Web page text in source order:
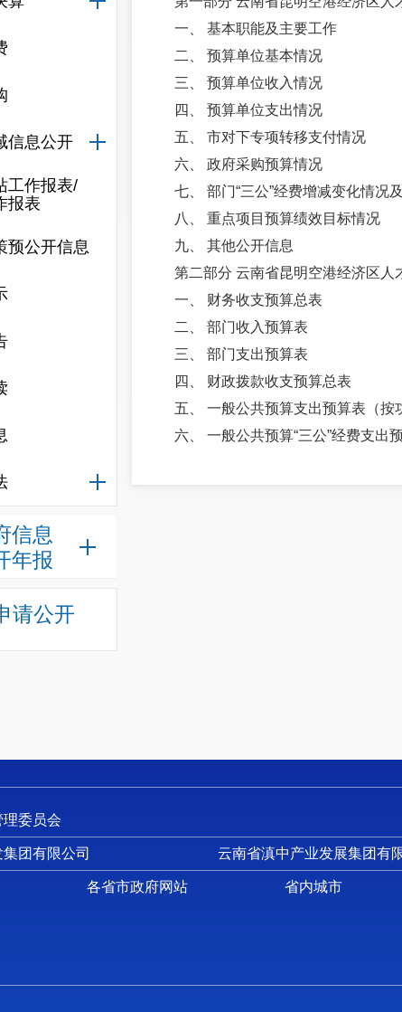
信息公开
工作报表/
报表
预公开信息
信息
年报
请公开
一、 基本职能及主要工作
二、 预算单位基本情况
三、 预算单位收入情况
四、 预算单位支出情况
五、 市对下专项转移支付情况
六、 政府采购预算情况
七、 部门“三公”经费增减变化情况
八、 重点项目预算绩效目标情况
九、 其他公开信息
第二部分 云南省昆明空港经济区
一、 财务收支预算总表
二、 部门收入预算表
三、 部门支出预算表
四、 财政拨款收支预算总表
五、 一般公共预算支出预算表（按
六、 一般公共预算“三公”经费支出
附件1-2
一、 基本职能及主要工作
（一）部门主要职责
委员会
团有限公司 云南省滇中产业发展集团有
各省市政府网站 省内城市